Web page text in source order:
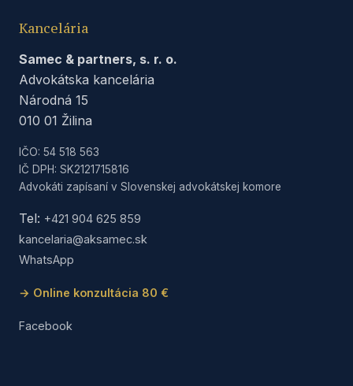
Kancelária
Samec & partners, s. r. o.
Advokátska kancelária
Národná 15
010 01 Žilina
IČO: 54 518 563
IČ DPH: SK2121715816
Advokáti zapísaní v Slovenskej advokátskej komore
Tel: +421 904 625 859
kancelaria@aksamec.sk
WhatsApp
→ Online konzultácia 80 €
Facebook